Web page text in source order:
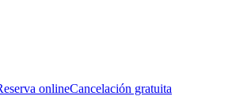
onlineCancelación gratuita